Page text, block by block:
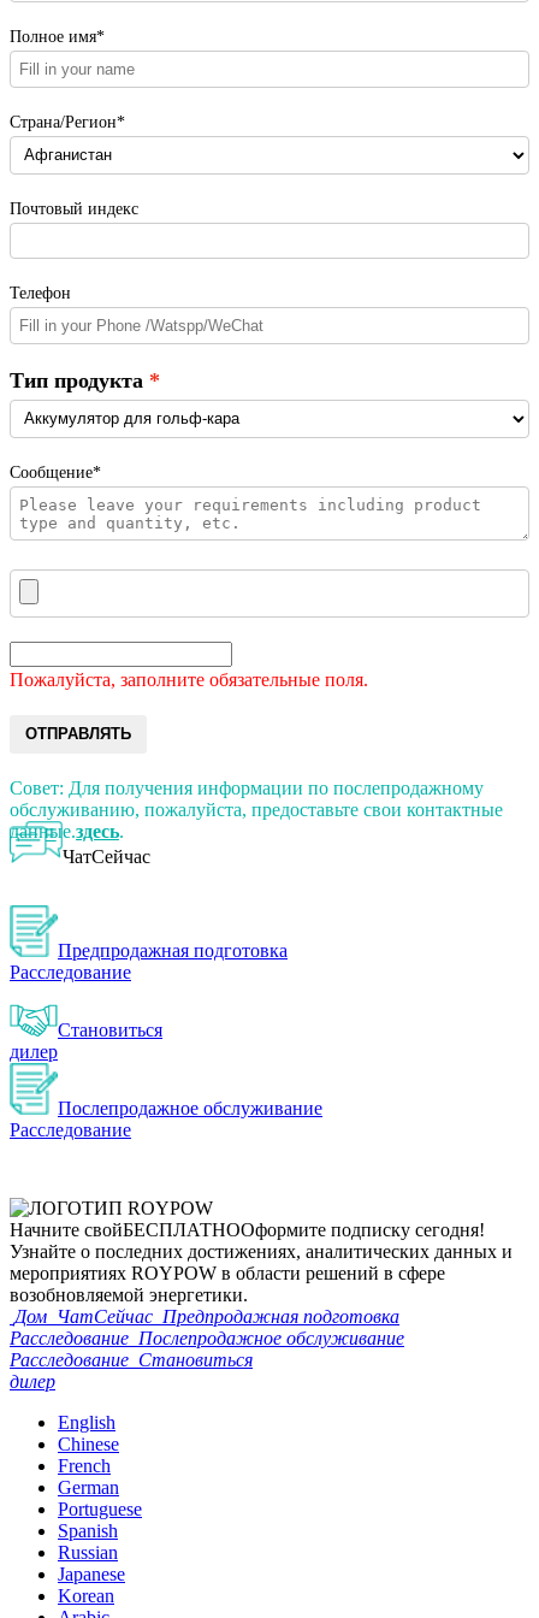
Полное имя*
Страна/Регион*
Почтовый индекс
Телефон
Тип продукта
Сообщение*
Пожалуйста, заполните обязательные поля.
ОТПРАВЛЯТЬ
Совет: Для получения информации по послепродажному
обслуживанию, пожалуйста, предоставьте свои контактные
данные.здесь.
ЧатСейчас
Предпродажная подготовка
Расследование
Становиться
дилер
Послепродажное обслуживание
Расследование
Начните свойБЕСПЛАТНООформите подписку сегодня!
Узнайте о последних достижениях, аналитических данных и
мероприятиях ROYPOW в области решений в сфере
возобновляемой энергетики.
Дом ЧатСейчас Предпродажная подготовка
Расследование Послепродажное обслуживание
Расследование Становиться
дилер
English
Chinese
French
German
Portuguese
Spanish
Russian
Japanese
Korean